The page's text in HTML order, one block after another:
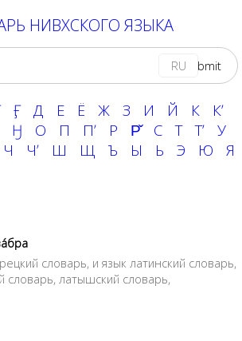
НИВХСКОГО ЯЗЫКА
RU
Ӻ Д Е Ё Ж З И Й К
Кʼ
Ӈ О П Пʼ Р Р̌ С Т Тʼ
У
Ч Чʼ Ш Щ Ъ Ы Ь Э Ю Я
словарь, и язык латинский словарь,
словарь, латышский словарь,